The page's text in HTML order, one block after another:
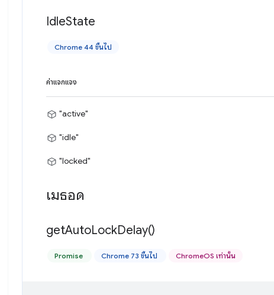
IdleState
Chrome 44 ขึ้นไป
ค่าแจกแจง
"active"
"idle"
"locked"
เมธอด
getAutoLockDelay()
Promise Chrome 73 ขึ้นไป ChromeOS เท่านั้น